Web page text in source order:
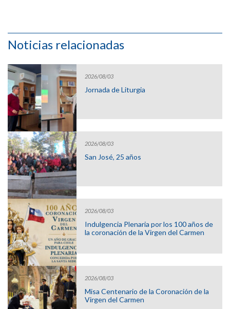
Noticias relacionadas
2026/08/03
Jornada de Liturgia
2026/08/03
San José, 25 años
2026/08/03
Indulgencia Plenaria por los 100 años de
la coronación de la Virgen del Carmen
2026/08/03
Misa Centenario de la Coronación de la
Virgen del Carmen